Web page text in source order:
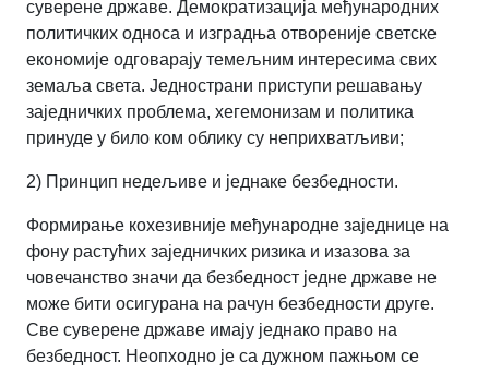
суверене државе. Демократизација међународних
политичких односа и изградња отвореније светске
економије одговарају темељним интересима свих
земаља света. Једнострани приступи решавању
заједничких проблема, хегемонизам и политика
принуде у било ком облику су неприхватљиви;
2) Принцип недељиве и једнаке безбедности.
Формирање кохезивније међународне заједнице на
фону растућих заједничких ризика и изазова за
човечанство значи да безбедност једне државе не
може бити осигурана на рачун безбедности друге.
Све суверене државе имају једнако право на
безбедност. Неопходно је са дужном пажњом се